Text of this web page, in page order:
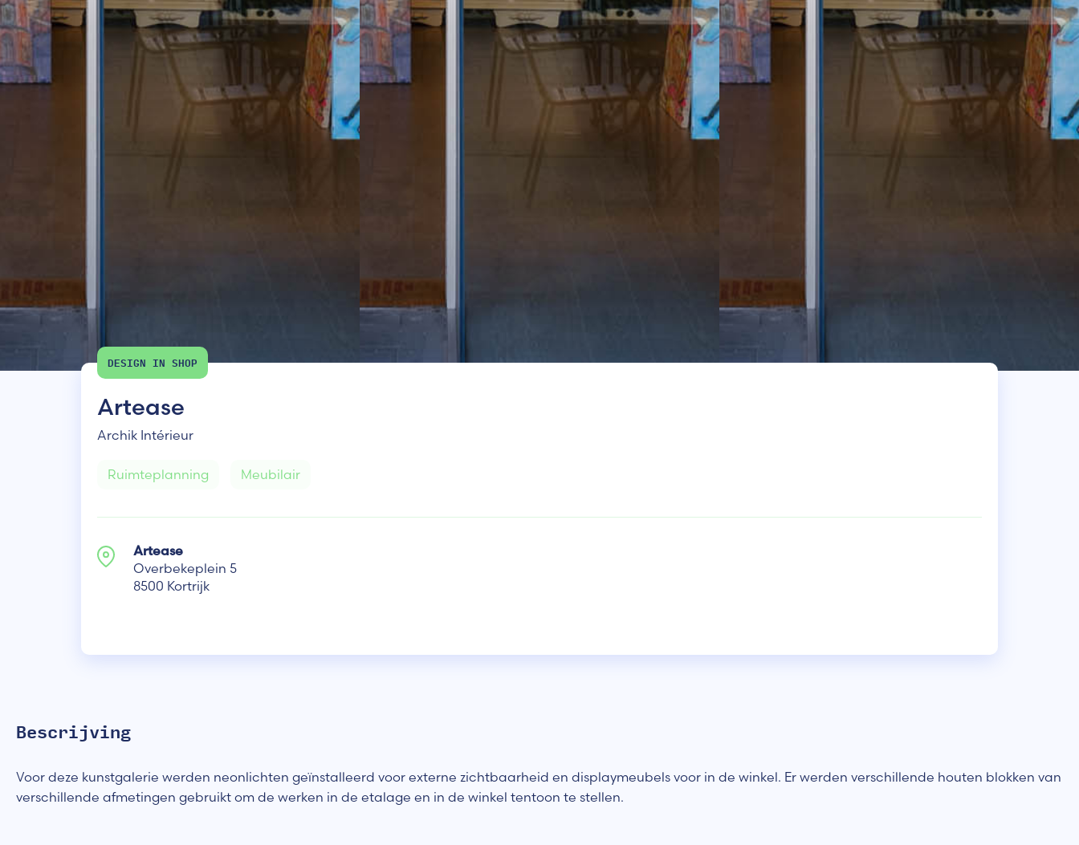
DESIGN IN SHOP
Artease
Archik Intérieur
Ruimteplanning Meubilair
Artease
Overbekeplein 5
8500 Kortrijk
Bescrijving
Voor deze kunstgalerie werden neonlichten geïnstalleerd voor externe zichtbaarheid en displaymeubels voor in de winkel. Er werden verschillende houten blokken van
verschillende afmetingen gebruikt om de werken in de etalage en in de winkel tentoon te stellen.